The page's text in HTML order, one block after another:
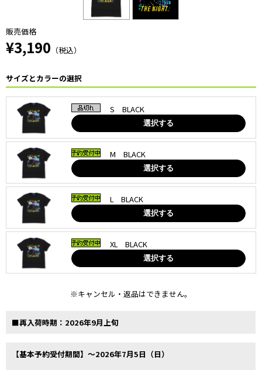
販売価格
¥3,190 （税込）
サイズとカラーの選択
S BLACK
選択する
M BLACK
選択する
L BLACK
選択する
XL BLACK
選択する
※キャンセル・返品はできません。
■再入荷時期：2026年9月上旬
【基本予約受付期間】～2026年7月5日（日）